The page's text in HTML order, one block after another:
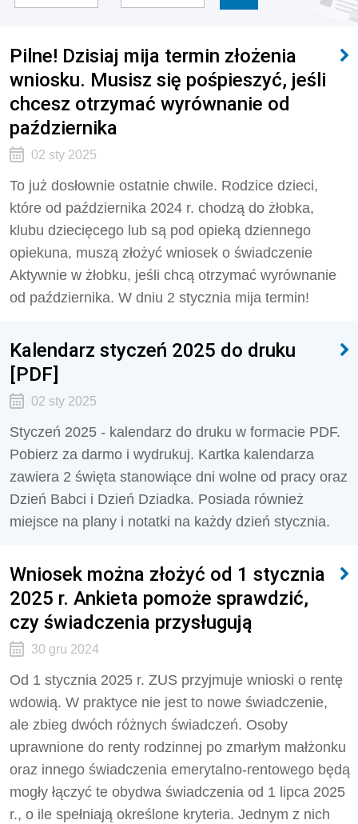
Pilne! Dzisiaj mija termin złożenia
wniosku. Musisz się pośpieszyć, jeśli
chcesz otrzymać wyrównanie od
października
02 sty 2025
To już dosłownie ostatnie chwile. Rodzice dzieci,
które od października 2024 r. chodzą do żłobka,
klubu dziecięcego lub są pod opieką dziennego
opiekuna, muszą złożyć wniosek o świadczenie
Aktywnie w żłobku, jeśli chcą otrzymać wyrównanie
od października. W dniu 2 stycznia mija termin!
Kalendarz styczeń 2025 do druku
[PDF]
02 sty 2025
Styczeń 2025 - kalendarz do druku w formacie PDF.
Pobierz za darmo i wydrukuj. Kartka kalendarza
zawiera 2 święta stanowiące dni wolne od pracy oraz
Dzień Babci i Dzień Dziadka. Posiada również
miejsce na plany i notatki na każdy dzień stycznia.
Wniosek można złożyć od 1 stycznia
2025 r. Ankieta pomoże sprawdzić,
czy świadczenia przysługują
30 gru 2024
Od 1 stycznia 2025 r. ZUS przyjmuje wnioski o rentę
wdowią. W praktyce nie jest to nowe świadczenie,
ale zbieg dwóch różnych świadczeń. Osoby
uprawnione do renty rodzinnej po zmarłym małżonku
oraz innego świadczenia emerytalno-rentowego będą
mogły łączyć te obydwa świadczenia od 1 lipca 2025
r., o ile spełniają określone kryteria. Jednym z nich